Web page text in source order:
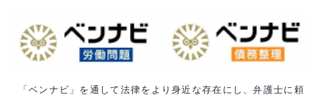
「ベンナビ」を通して法律をより身近な存在にし、弁護士に頼